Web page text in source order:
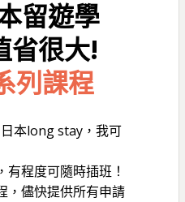
留遊學
省很大!
列課程
本long stay，我可
程度可隨時插班！
，儘快提供所有申請